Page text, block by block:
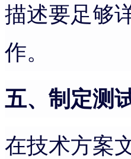
描述要足够
作。
五、制定测
在技术方案